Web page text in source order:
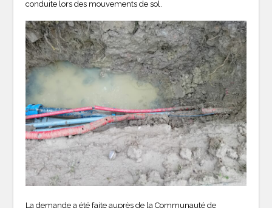
conduite lors des mouvements de sol.
La demande a été faite auprès de la Communauté de